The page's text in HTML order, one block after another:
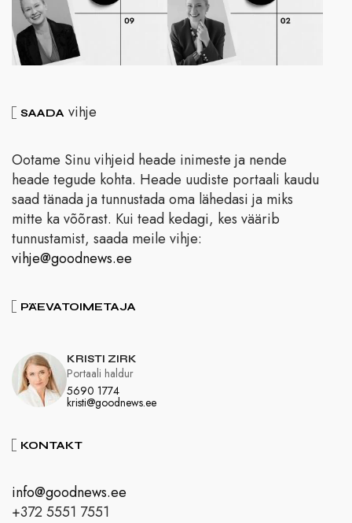
SAADA vihje
Ootame Sinu vihjeid heade inimeste ja nende
heade tegude kohta. Heade uudiste portaali kaudu
saad tänada ja tunnustada oma lähedasi ja miks
mitte ka võõrast. Kui tead kedagi, kes väärib
tunnustamist, saada meile vihje:
vihje@goodnews.ee
PÄEVATOIMETAJA
KRISTI ZIRK
5690 1774
kristi@goodnews.ee
Portaali haldur
KONTAKT
info@goodnews.ee
+372 5551 7551